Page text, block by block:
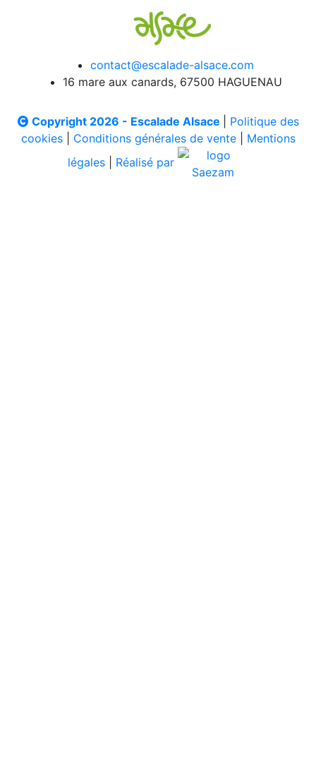
contact@escalade-alsace.com
16 mare aux canards, 67500 HAGUENAU
Copyright 2026 - Escalade Alsace
Politique des
cookies| Conditions générales de vente| Mentions
légales
Réalisé par